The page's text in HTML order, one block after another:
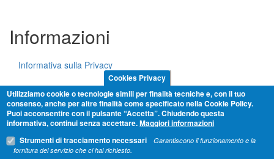
Informazioni
Informativa sulla Privacy
Cookie Policy
Termini e condizioni
Condividi
Cookies Privacy
Utilizziamo cookie o tecnologie simili per finalità tecniche e, con il tuo
consenso, anche per altre finalità come specificato nella Cookie Policy.
Puoi acconsentire con il pulsante “Accetta”. Chiudendo questa
informativa, continui senza accettare.Maggiori informazioni
Strumenti di tracciamento necessari
Garantiscono il funzionamento e la
fornitura del servizio che ci hai richiesto.